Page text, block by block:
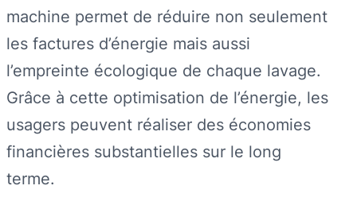
machine permet de réduire non seulement
les factures d’énergie mais aussi
l’empreinte écologique de chaque lavage.
Grâce à cette optimisation de l’énergie, les
usagers peuvent réaliser des économies
financières substantielles sur le long
terme.